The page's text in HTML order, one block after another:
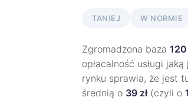
TANIEJ W NORMIE
Zgromadzona baza 120
opłacalność usługi jaką
rynku sprawia, że jest
średnią o 39 zł(czyli o